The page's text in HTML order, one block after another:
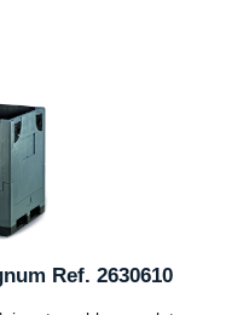
Ref. 2630610